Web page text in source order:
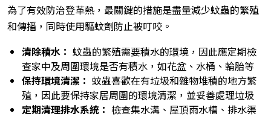
為了有效防治登革熱，最關鍵的措施是盡量減少蚊蟲的繁殖
和傳播，同時使用驅蚊劑防止被叮咬。
清除積水： 蚊蟲的繁殖需要積水的環境，因此應定期檢
查家中及周圍環境是否有積水，如花盆、水桶、輪胎等
保持環境清潔： 蚊蟲喜歡在有垃圾和雜物堆積的地方繁
殖，因此要保持家居周圍的環境清潔，並妥善處理垃圾
定期清理排水系統： 檢查集水溝、屋頂雨水槽、排水渠